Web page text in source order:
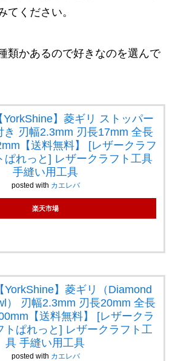
てください。
類かあるので好きなのを選んで
YorkShine】菱ギリ ストッパー
き 刃幅2.3mm 刃長17mm 全長
【送料無料】 [レザークラフ
ぱれっと] レザークラフト工具
手縫い用工具
posted with カエレバ
楽天市場
【YorkShine】菱ギリ（Diamond
） 刃幅2.3mm 刃長20mm 全長
【送料無料】 [レザークラ
トぱれっと] レザークラフト工
具 手縫い用工具
posted with カエレバ